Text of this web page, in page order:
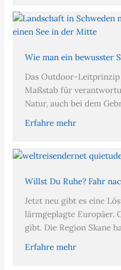
Wie man ein bewusster
Das Outdoor-Leitprinzip
Maßstab für
Natur, auch bei dem
Erfahre mehr
Willst Du Ruhe? Fahr
Jetzt neu gibt es eine
lärmgeplagte Europäer.
gibt. Die Region Skane
Erfahre mehr